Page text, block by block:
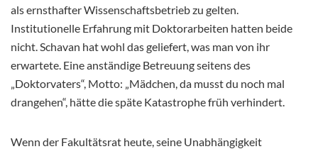
als ernsthafter Wissenschaftsbetrieb zu gelten.
Institutionelle Erfahrung mit Doktorarbeiten hatten beide
nicht. Schavan hat wohl das geliefert, was man von ihr
erwartete. Eine anständige Betreuung seitens des
„Doktorvaters“, Motto: „Mädchen, da musst du noch mal
drangehen“, hätte die späte Katastrophe früh verhindert.
Wenn der Fakultätsrat heute, seine Unabhängigkeit